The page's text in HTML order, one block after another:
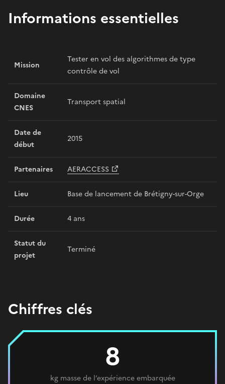
Informations essentielles
Mission
Tester en vol des algorithmes de type
contrôle de vol
Domaine
CNES
Transport spatial
Date de
début
2015
Partenaires AERACCESS
Lieu Base de lancement de Brétigny-sur-Orge
Durée 4 ans
Statut du
projet
Terminé
Chiffres clés
8
kg masse de l’expérience embarquée